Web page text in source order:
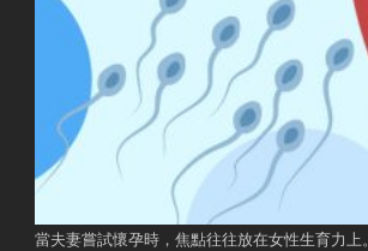
當夫妻嘗試懷孕時，焦點往往放在女性生育力上